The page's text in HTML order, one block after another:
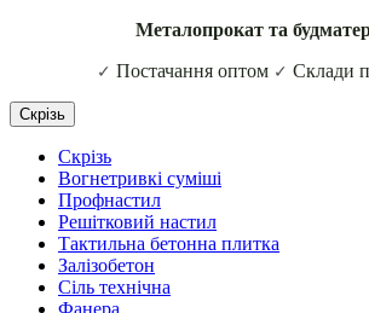
Металопрокат та
✓ Постачання оптом ✓ Склади
Скрізь
Скрізь
Вогнетривкі суміші
Профнастил
Решітковий настил
Тактильна бетонна плитка
Залізобетон
Сіль технічна
Фанера